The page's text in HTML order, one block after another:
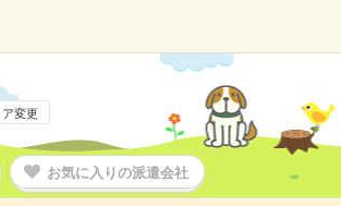
ア変更
お気に入りの派遣会社